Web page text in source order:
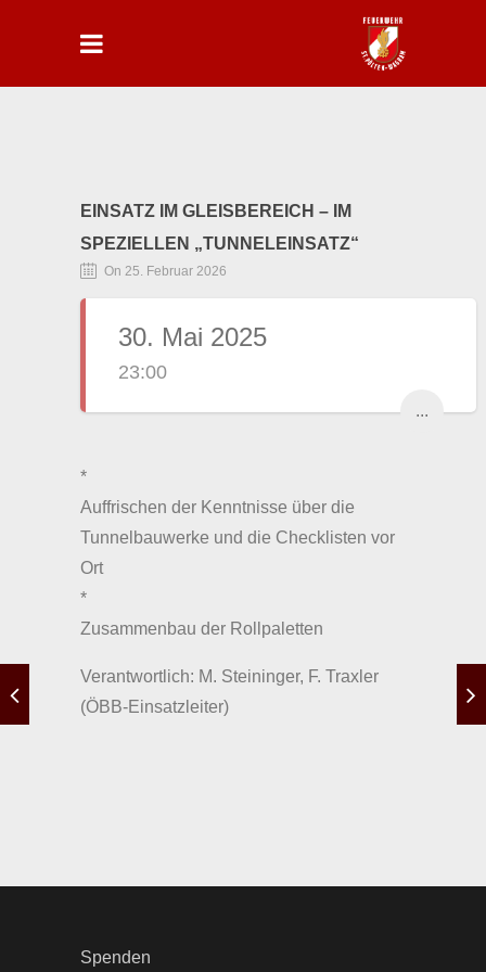
EINSATZ IM GLEISBEREICH – IM
SPEZIELLEN „TUNNELEINSATZ“
On 25. Februar 2026
30. Mai 2025
23:00
...
*
Auffrischen der Kenntnisse über die
Tunnelbauwerke und die Checklisten vor
Ort
*
Zusammenbau der Rollpaletten
Verantwortlich: M. Steininger, F. Traxler
(ÖBB-Einsatzleiter)
Spenden